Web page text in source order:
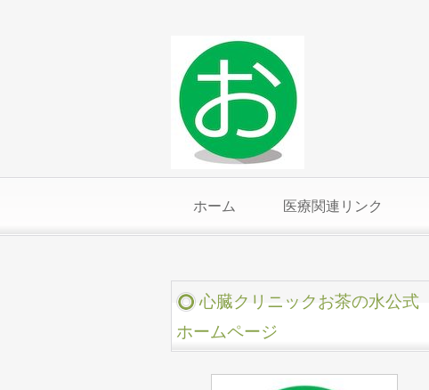
ホーム 医療関連リンク
心臓クリニックお茶の水公式
ホームページ